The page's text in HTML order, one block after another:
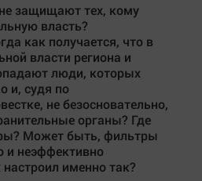
защищают тех, кому
власть?
как получается, что в
власти региона и
люди, которых
и, судя по
не безосновательно,
органы? Где
Может быть, фильтры
и неэффективно
именно так?